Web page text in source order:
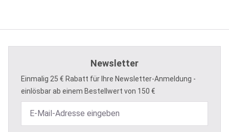
Newsletter
Einmalig 25 € Rabatt für Ihre Newsletter-Anmeldung -
einlösbar ab einem Bestellwert von 150 €